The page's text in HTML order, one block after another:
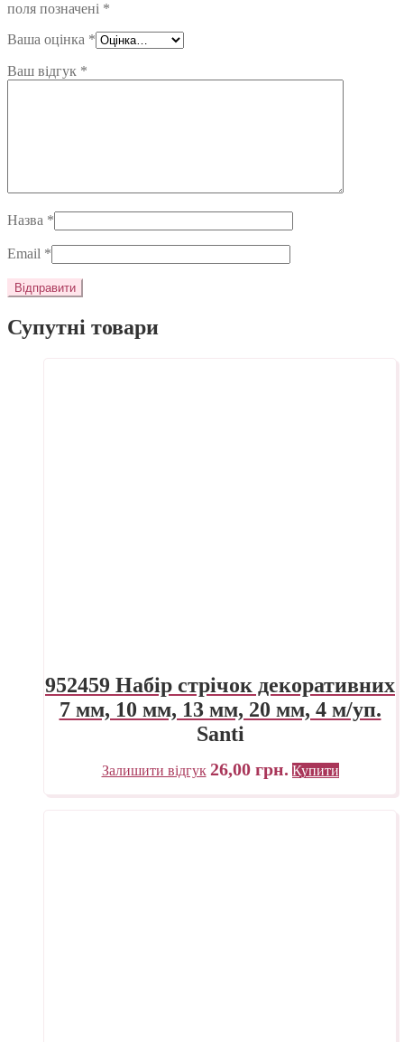
поля позначені *
Ваша оцінка *
Ваш відгук *
Назва *
Email *
Супутні товари
952459 Набір стрічок декоративних
7 мм, 10 мм, 13 мм, 20 мм, 4 м/уп.
Santi
Залишити відгук 26,00 грн. Купити